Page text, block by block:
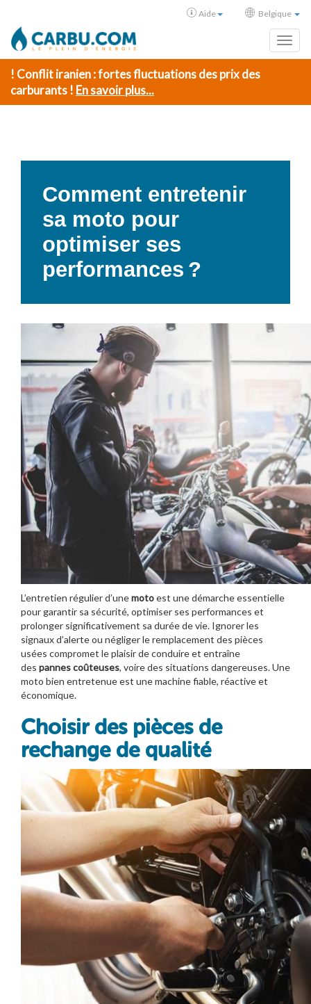
Aide Belgique
! Conflit iranien : fortes fluctuations des prix des
carburants ! En savoir plus...
Comment entretenir
sa moto pour
optimiser ses
performances ?
L’entretien régulier d’unemotoest une démarche essentielle
pour garantir sa sécurité, optimiser ses performances et
prolonger significativement sa durée de vie. Ignorer les
signaux d’alerte ou négliger le remplacement des pièces
usées compromet le plaisir de conduire et entraîne
des pannes coûteuses, voire des situations dangereuses. Une
moto bien entretenue est une machine fiable, réactive et
économique.
Choisir des pièces de
rechange de qualité